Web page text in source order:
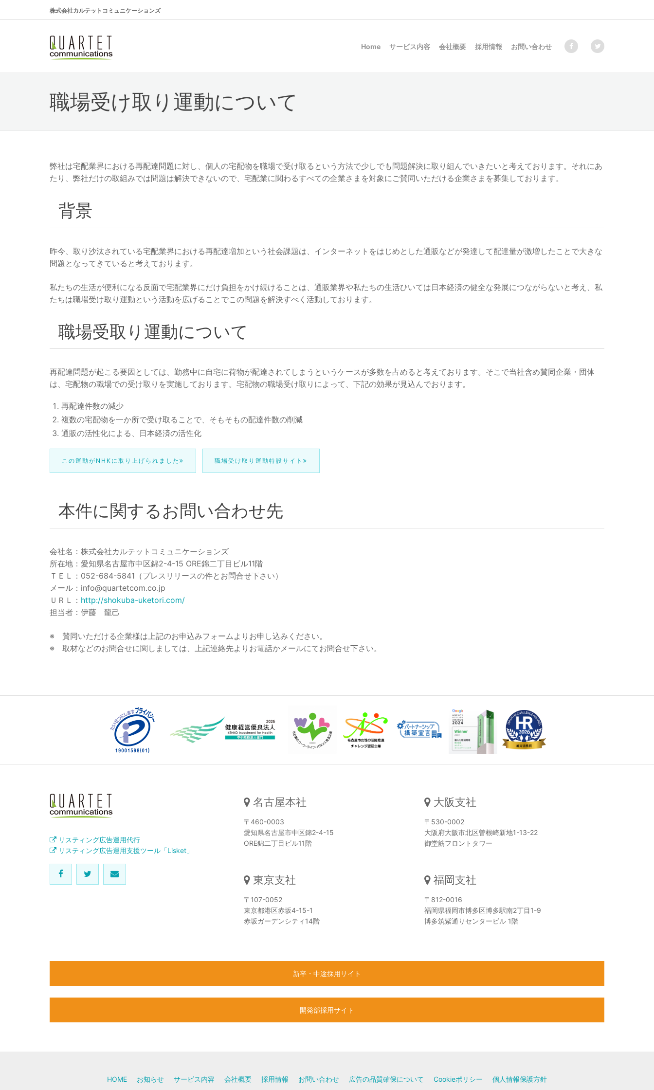
株式会社カルテットコミュニケーションズ
Home サービス内容 会社概要 採用情報 お問い合わせ
職場受け取り運動について
弊社は宅配業界における再配達問題に対し、個人の宅配物を職場で受け取るという方法で少しでも問題解決に取り組んでいきたいと考えております。それにあ
たり、弊社だけの取組みでは問題は解決できないので、宅配業に関わるすべての企業さまを対象にご賛同いただける企業さまを募集しております。
背景
昨今、取り沙汰されている宅配業界における再配達増加という社会課題は、インターネットをはじめとした通販などが発達して配達量が激増したことで大きな
問題となってきていると考えております。
私たちの生活が便利になる反面で宅配業界にだけ負担をかけ続けることは、通販業界や私たちの生活ひいては日本経済の健全な発展につながらないと考え、私
たちは職場受け取り運動という活動を広げることでこの問題を解決すべく活動しております。
職場受取り運動について
再配達問題が起こる要因としては、勤務中に自宅に荷物が配達されてしまうというケースが多数を占めると考えております。そこで当社含め賛同企業・団体
は、宅配物の職場での受け取りを実施しております。宅配物の職場受け取りによって、下記の効果が見込んでおります。
再配達件数の減少
複数の宅配物を一か所で受け取ることで、そもそもの配達件数の削減
通販の活性化による、日本経済の活性化
この運動がNHKに取り上げられました 職場受け取り運動特設サイト
本件に関するお問い合わせ先
会社名：株式会社カルテットコミュニケーションズ
所在地：愛知県名古屋市中区錦2-4-15 ORE錦二丁目ビル11階
ＴＥＬ：052-684-5841（プレスリリースの件とお問合せ下さい）
メール：info@quartetcom.co.jp
ＵＲＬ： http://shokuba-uketori.com/
担当者：伊藤 龍己
※ 賛同いただける企業様は上記のお申込みフォームよりお申し込みください。
※ 取材などのお問合せに関しましては、上記連絡先よりお電話かメールにてお問合せ下さい。
リスティング広告運用代行
リスティング広告運用支援ツール「Lisket」
名古屋本社
〒460-0003
愛知県名古屋市中区錦2-4-15
ORE錦二丁目ビル11階
東京支社
〒107-0052
東京都港区赤坂4-15-1
赤坂ガーデンシティ14階
大阪支社
〒530-0002
大阪府大阪市北区曽根崎新地1-13-22
御堂筋フロントタワー
福岡支社
〒812-0016
福岡県福岡市博多区博多駅南2丁目1-9
博多筑紫通りセンタービル 1階
新卒・中途採用サイト
開発部採用サイト
HOME お知らせ サービス内容 会社概要 採用情報 お問い合わせ 広告の品質確保について Cookieポリシー 個人情報保護方針